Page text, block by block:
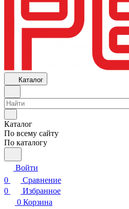
Каталог
Каталог
По всему сайту
По каталогу
Войти
0
Сравнение
0
Избранное
0 Корзина